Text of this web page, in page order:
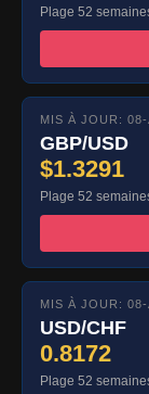
Plage 52
MIS À JOUR:
GBP/USD
$1.3291
Plage 52
MIS À JOUR:
USD/CHF
0.8172
Plage 52